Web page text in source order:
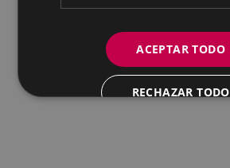
ACEPTAR TODO
RECHAZAR TODO